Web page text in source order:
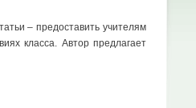
– предоставить учителям
класса. Автор предлагает